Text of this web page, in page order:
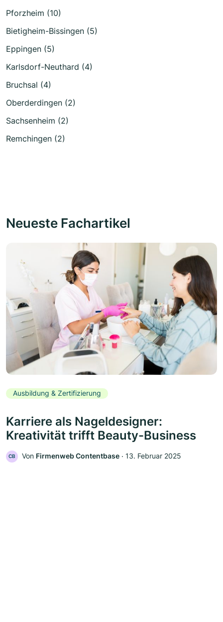
Pforzheim (10)
Bietigheim-Bissingen (5)
Eppingen (5)
Karlsdorf-Neuthard (4)
Bruchsal (4)
Oberderdingen (2)
Sachsenheim (2)
Remchingen (2)
Neueste Fachartikel
Ausbildung & Zertifizierung
Karriere als Nageldesigner:
Kreativität trifft Beauty-Business
CB Von Firmenweb Contentbase ‧ 13. Februar 2025